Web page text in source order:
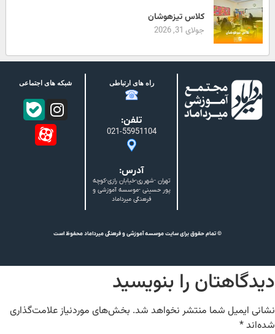
کلاس تیزهوشان
جولای 31, 2026
راه های ارتباطی
تلفن:
021-55951104
آدرس:
تهران -شهرری-خیابان رازی-کوچه
پور حسینی -موسسه آموزشی و
فرهنگی میرداماد
شبکه های اجتماعی
© تمام حقوق برای سایت موسسه آموزشی و فرهنگی میرداماد محفوظ است
دیدگاهتان را بنویسید
نشانی ایمیل شما منتشر نخواهد شد. بخش‌های موردنیاز علامت‌گذاری
شده‌اند*